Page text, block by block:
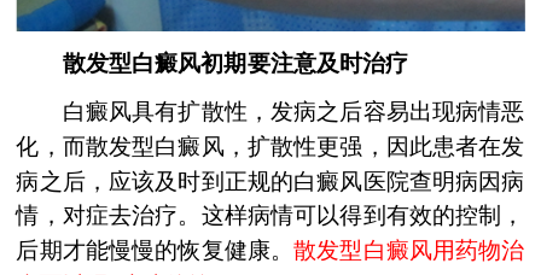
散发型白癜风初期要注意及时治疗
白癜风具有扩散性，发病之后容易出现病情恶
化，而散发型白癜风，扩散性更强，因此患者在发
病之后，应该及时到正规的白癜风医院查明病因病
情，对症去治疗。这样病情可以得到有效的控制，
后期才能慢慢的恢复健康。散发型白癜风用药物治